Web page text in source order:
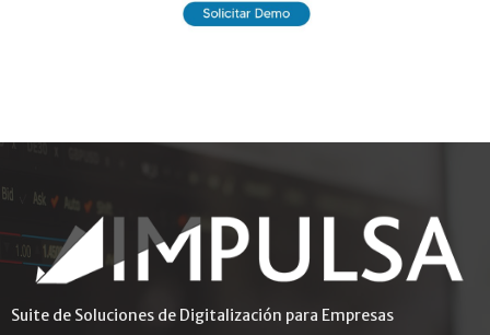
Suite de Soluciones de Digitalización para Empresas